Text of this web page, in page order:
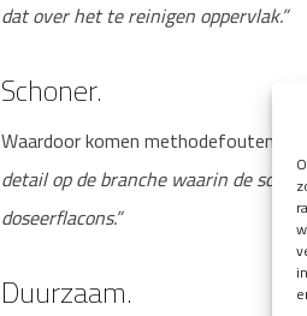
dat over het te reinigen oppervlak.”
Schoner.
Waardoor komen methodefouten
detail op de branche waarin de
doseerflacons.”
Duurzaam.